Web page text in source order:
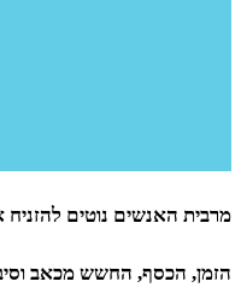
מרבית האנשים נוטים
הזמן, הכסף, החשש מכאב